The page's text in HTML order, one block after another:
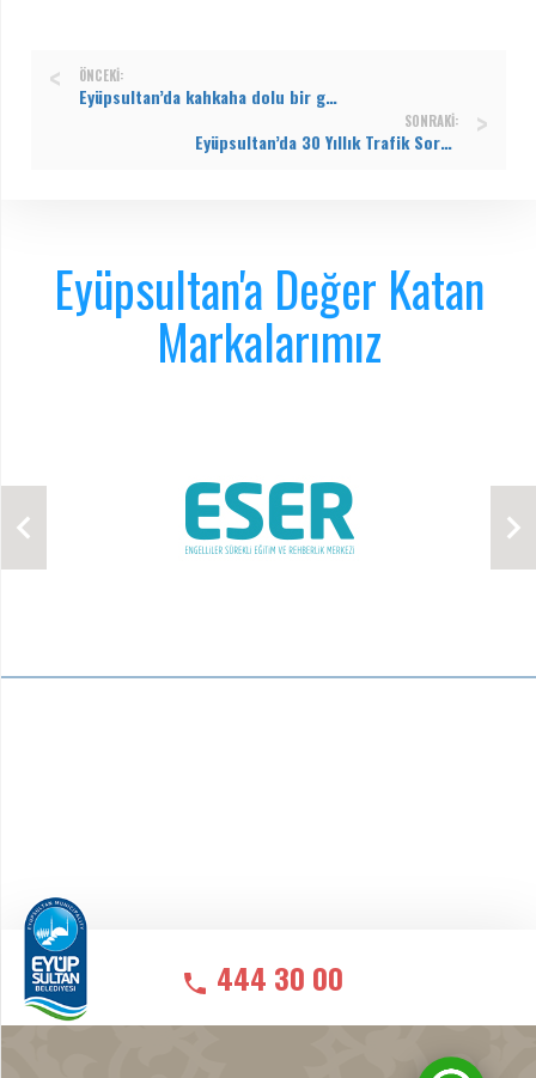
ÖNCEKI:
Eyüpsultan’da kahkaha dolu bir gece: Şahane Düğün büyük beğeni topladı
SONRAKI:
Eyüpsultan’da 30 Yıllık Trafik Sorunu Tarihe Karışıyor: Silahtarağa Kavşağı Düzenlemesi Başladı
Eyüpsultan'a Değer Katan
Markalarımız
444 30 00